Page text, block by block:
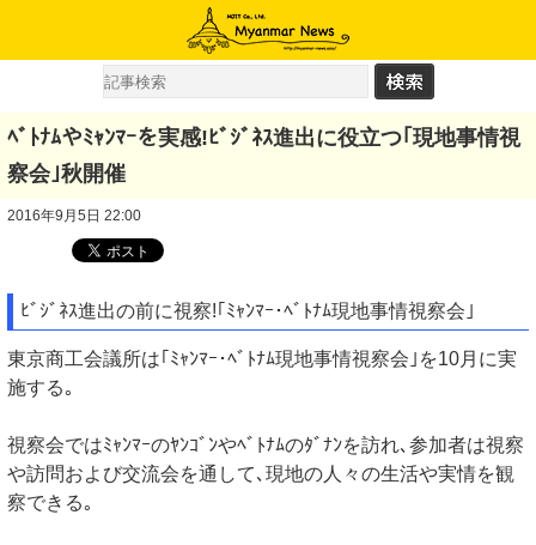
ﾍﾞﾄﾅﾑやﾐｬﾝﾏｰを実感!ﾋﾞｼﾞﾈｽ進出に役立つ｢現地事情視
察会｣秋開催
2016年9月5日 22:00
ﾋﾞｼﾞﾈｽ進出の前に視察!｢ﾐｬﾝﾏｰ･ﾍﾞﾄﾅﾑ現地事情視察会｣
東京商工会議所は｢ﾐｬﾝﾏｰ･ﾍﾞﾄﾅﾑ現地事情視察会｣を10月に実
施する｡
視察会ではﾐｬﾝﾏｰのﾔﾝｺﾞﾝやﾍﾞﾄﾅﾑのﾀﾞﾅﾝを訪れ､参加者は視察
や訪問および交流会を通して､現地の人々の生活や実情を観
察できる｡